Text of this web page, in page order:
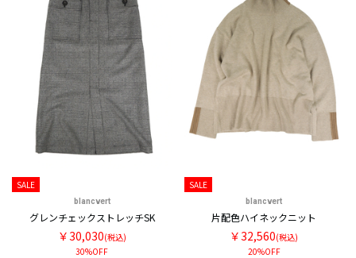
SALE
blancvert
グレンチェックストレッチSK
￥30,030(税込)
30%OFF
SALE
blancvert
片配色ハイネックニット
￥32,560(税込)
20%OFF